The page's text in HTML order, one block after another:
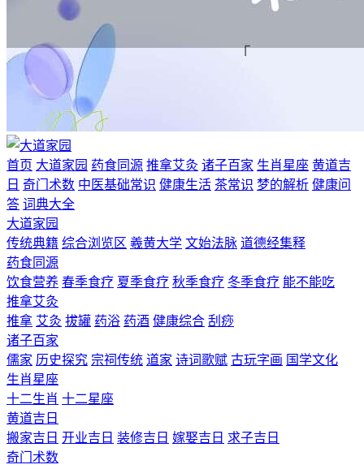
首页 大道家园 药食同源 推拿艾灸 诸子百家 生肖星座 黄道吉
日 奇门术数 中医基础常识 健康生活 茶常识 梦的解析 健康问
答 词典大全
大道家园
传统典籍 综合浏览区 羲黄大学 文始法脉 道德经集释
药食同源
饮食营养 春季食疗 夏季食疗 秋季食疗 冬季食疗 能不能吃
推拿艾灸
推拿 艾灸 拔罐 药浴 药酒 健康综合 刮痧
诸子百家
儒家 历史探究 宗祠传统 道家 诗词歌赋 古玩字画 国学文化
生肖星座
十二生肖 十二星座
黄道吉日
搬家吉日 开业吉日 装修吉日 嫁娶吉日 求子吉日
奇门术数